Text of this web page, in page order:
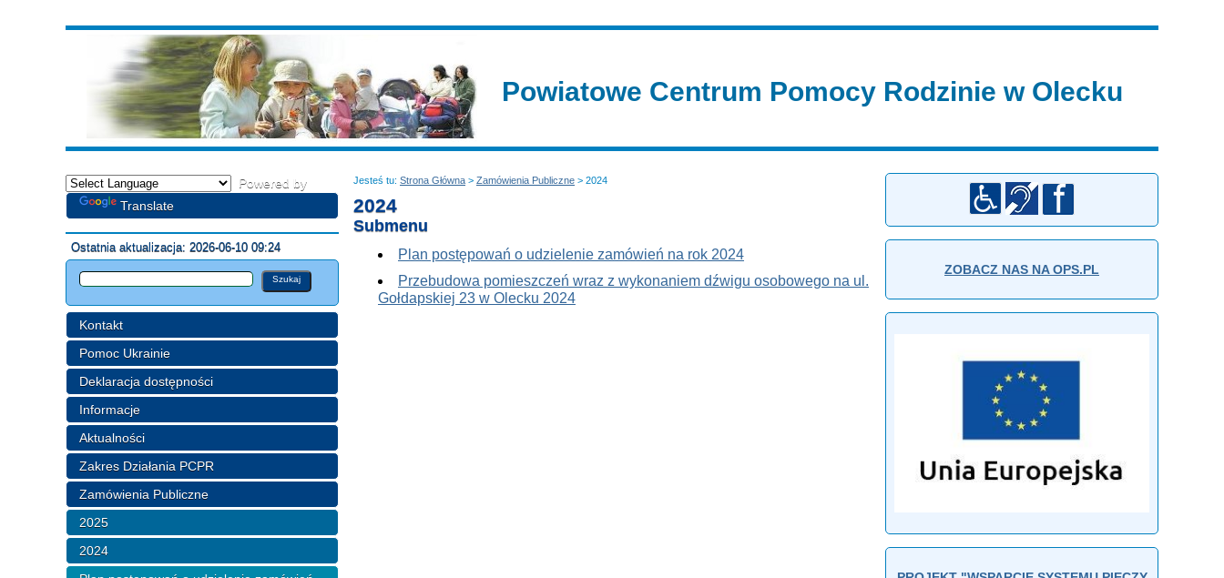
Powiatowe Centrum Pomocy Rodzinie w Olecku
Powered by
Translate
Ostatnia aktualizacja: 2026-06-10 09:24
Kontakt
Pomoc Ukrainie
Deklaracja dostępności
Informacje
Aktualności
Zakres Działania PCPR
Zamówienia Publiczne
2025
2024
Jesteś tu: Strona Główna > Zamówienia Publiczne > 2024
2024
Submenu
Plan postępowań o udzielenie zamówień na rok 2024
Przebudowa pomieszczeń wraz z wykonaniem dźwigu osobowego na ul.
Gołdapskiej 23 w Olecku 2024
ZOBACZ NAS NA OPS.PL